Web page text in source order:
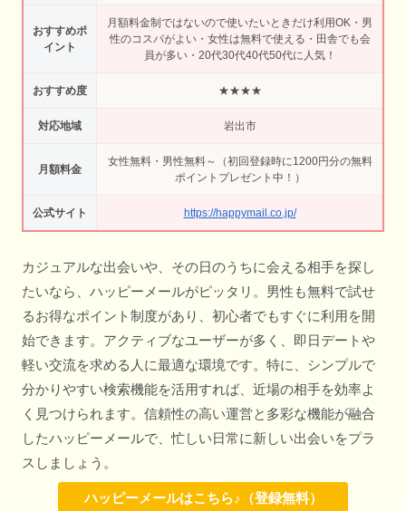
おすすめポ
イント
月額料金制ではないので使いたいときだけ利用OK・男
性のコスパがよい・女性は無料で使える・田舎でも会
員が多い・20代30代40代50代に人気！
おすすめ度 ★★★★
対応地域 岩出市
月額料金
女性無料・男性無料～（初回登録時に1200円分の無料
ポイントプレゼント中！）
公式サイト https://happymail.co.jp/
カジュアルな出会いや、その日のうちに会える相手を探し
たいなら、ハッピーメールがピッタリ。男性も無料で試せ
るお得なポイント制度があり、初心者でもすぐに利用を開
始できます。アクティブなユーザーが多く、即日デートや
軽い交流を求める人に最適な環境です。特に、シンプルで
分かりやすい検索機能を活用すれば、近場の相手を効率よ
く見つけられます。信頼性の高い運営と多彩な機能が融合
したハッピーメールで、忙しい日常に新しい出会いをプラ
スしましょう。
ハッピーメールはこちら♪（登録無料）